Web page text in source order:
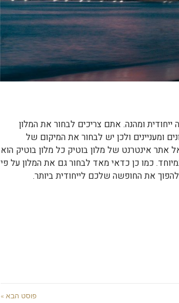
ומהנה. אתם צריכים לבחור את המלון
ומעניינים ולכן יש לבחור את המיקום של
אתר אינטרנט של מלון בוטיק כל מלון בוטיק הוא
כמו כן כדאי מאד לבחור גם את המלון על פי
את החופשה שלכם לייחודית ביותר.
פוסט הבא »